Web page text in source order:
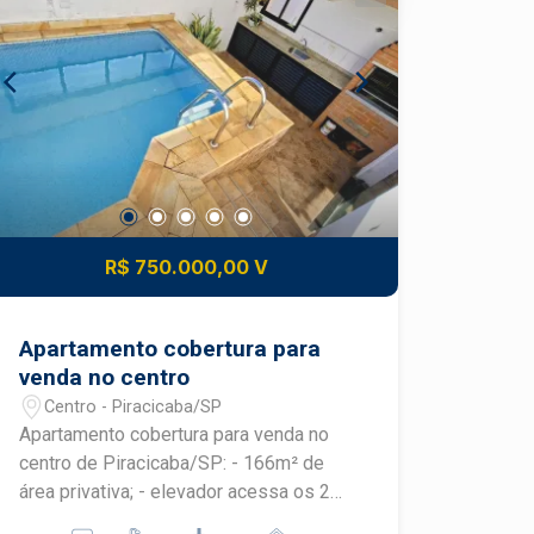
personalização - Quem busca
qualidade de vida no bairro Jardim
Monumento, em Piracicaba Esta casa
reúne localização privilegiada,
ambientes funcionais e um agradável
espaço externo no bairro Jardim
Monumento, oferecendo uma excelente
oportunidade para viver com conforto
em Piracicaba. Frias Neto Consultoria
de Imóveis, mais de 37 anos no
mercado imobiliário de Piracicaba.
gourmet com churrasqueira e coifa -
Escritório - Despensa - Lavanderia -
Quintal com paisagismo - Sistema de
aquecimento com boiler - 4 vagas de
garagem, sendo 2 cobertas e 2
descobertas - Área construída de 225
m² - Área do terreno de 245 m²
DIFERENCIAIS DO IMÓVEL -
Ambientes amplos, integrados e bem
acabamento - Localização privilegiada
dentro do condomínio - Fácil acesso à
portaria e às áreas de lazer - Aceita
financiamento e avalia permuta
LOCALIZAÇÃO E ACESSO - Localizada
no condomínio Park Unimep Taquaral,
em Piracicaba - Condomínio com
R$ 750.000,00 V
Apartamento cobertura para
venda no centro
Centro - Piracicaba/SP
Apartamento cobertura para venda no
centro de Piracicaba/SP: - 166m² de
área privativa; - elevador acessa os 2